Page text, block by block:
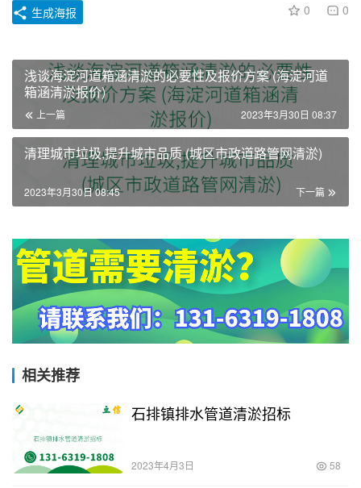
0 0
生成海报
浅谈海淀河道箱涵清淤的必要性及报价方案 (海淀河道
箱涵清淤报价)
上一篇 2023年3月30日 08:37
清理城市垃圾,提升城市品质 (城区市政道路管网清淤)
下一篇
2023年3月30日 08:45
相关推荐
石排镇排水管道清淤招标
2023年4月3日 58